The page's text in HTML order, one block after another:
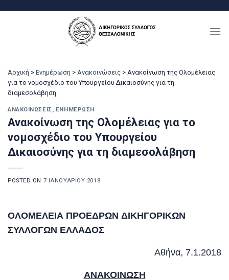
Αρχική > Ενημέρωση > Ανακοινώσεις > Ανακοίνωση της Ολομέλειας
για το νομοσχέδιο του Υπουργείου Δικαιοσύνης για τη
διαμεσολάβηση
ΑΝΑΚΟΙΝΏΣΕΙΣ , ΕΝΗΜΈΡΩΣΗ
Ανακοίνωση της Ολομέλειας για το
νομοσχέδιο του Υπουργείου
Δικαιοσύνης για τη διαμεσολάβηση
POSTED ON 7 ΙΑΝΟΥΑΡΊΟΥ 2018
ΟΛΟΜΕΛΕΙΑ ΠΡΟΕΔΡΩΝ ΔΙΚΗΓΟΡΙΚΩΝ
ΣΥΛΛΟΓΩΝ ΕΛΛΑΔΟΣ
Αθήνα, 7.1.2018
ΑΝΑΚΟΙΝΩΣΗ